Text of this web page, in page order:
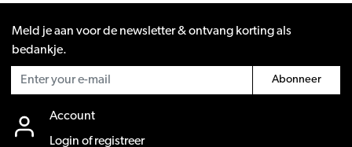
Meld je aan voor de newsletter & ontvang korting als
bedankje.
Abonneer
Account
Login of registreer